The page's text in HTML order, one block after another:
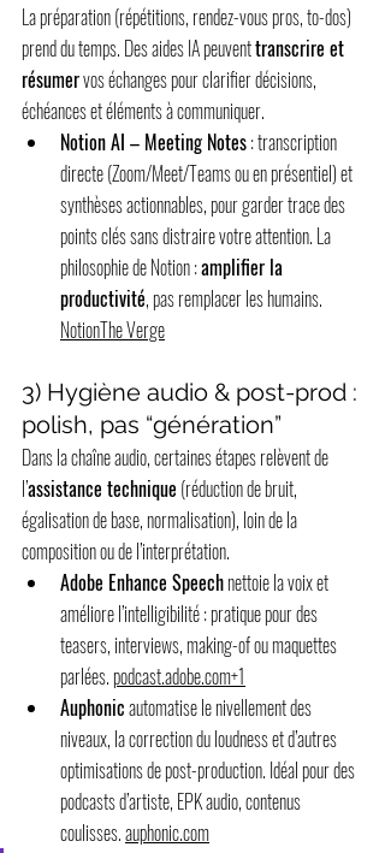
La préparation (répétitions, rendez-vous pros, to-dos)
prend du temps. Des aides IA peuvent transcrire et
résumer vos échanges pour clarifier décisions,
échéances et éléments à communiquer.
Notion AI – Meeting Notes : transcription
directe (Zoom/Meet/Teams ou en présentiel) et
synthèses actionnables, pour garder trace des
points clés sans distraire votre attention. La
philosophie de Notion : amplifier la
productivité, pas remplacer les humains.
NotionThe Verge
3) Hygiène audio & post-prod :
polish, pas “génération”
Dans la chaîne audio, certaines étapes relèvent de
l’assistance technique (réduction de bruit,
égalisation de base, normalisation), loin de la
composition ou de l’interprétation.
Adobe Enhance Speech nettoie la voix et
améliore l’intelligibilité : pratique pour des
teasers, interviews, making-of ou maquettes
parlées. podcast.adobe.com+1
Auphonic automatise le nivellement des
niveaux, la correction du loudness et d’autres
optimisations de post-production. Idéal pour des
podcasts d’artiste, EPK audio, contenus
coulisses. auphonic.com